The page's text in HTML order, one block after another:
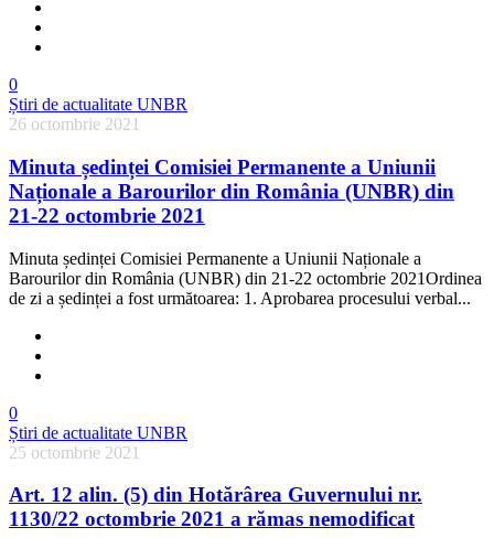
0
Știri de actualitate UNBR
26 octombrie 2021
Minuta ședinței Comisiei Permanente a Uniunii
Naționale a Barourilor din România (UNBR) din
21-22 octombrie 2021
Minuta ședinței Comisiei Permanente a Uniunii Naționale a
Barourilor din România (UNBR) din 21-22 octombrie 2021Ordinea
de zi a ședinței a fost următoarea: 1. Aprobarea procesului verbal...
0
Știri de actualitate UNBR
25 octombrie 2021
Art. 12 alin. (5) din Hotărârea Guvernului nr.
1130/22 octombrie 2021 a rămas nemodificat